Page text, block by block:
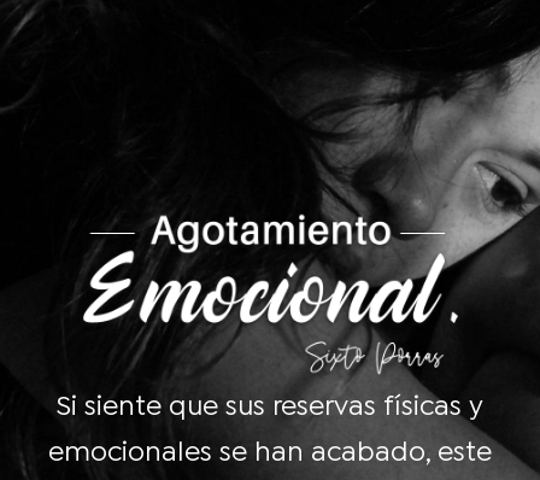
Si siente que sus reservas físicas y
emocionales se han acabado, este